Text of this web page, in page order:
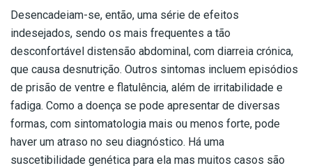
Desencadeiam-se, então, uma série de efeitos
indesejados, sendo os mais frequentes a tão
desconfortável distensão abdominal, com diarreia crónica,
que causa desnutrição. Outros sintomas incluem episódios
de prisão de ventre e flatulência, além de irritabilidade e
fadiga. Como a doença se pode apresentar de diversas
formas, com sintomatologia mais ou menos forte, pode
haver um atraso no seu diagnóstico. Há uma
suscetibilidade genética para ela mas muitos casos são